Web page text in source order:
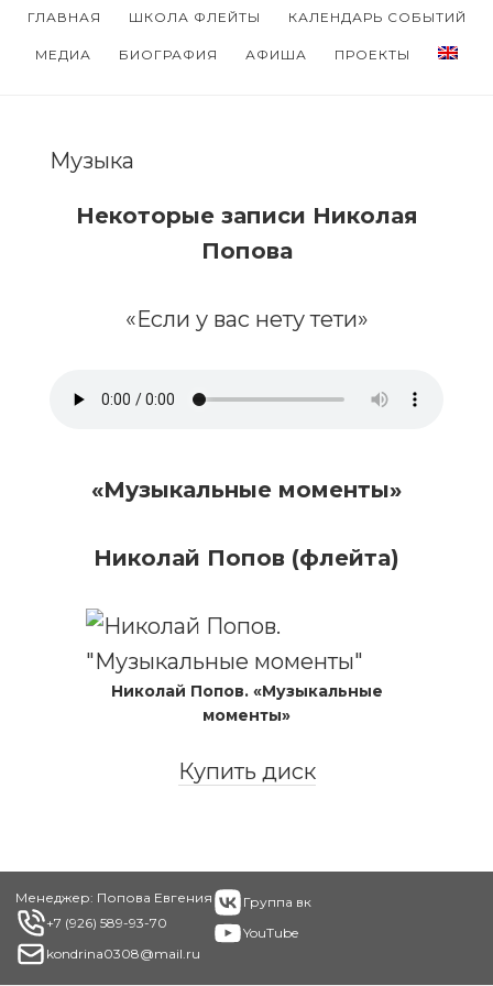
Skip
SkipГЛАВНАЯ ШКОЛА ФЛЕЙТЫ КАЛЕНДАРЬ СОБЫТИЙ
МЕДИА БИОГРАФИЯ АФИША ПРОЕКТЫ
Музыка
Некоторые записи Николая
Попова
«Если у вас нету тети»
«Музыкальные моменты»
Николай Попов (флейта)
Николай Попов. «Музыкальные
моменты»
Купить диск
Footer
Менеджер: Попова Евгения
+7 (926) 589-93-70
kondrina0308@mail.ru
Группа вк
YouTube